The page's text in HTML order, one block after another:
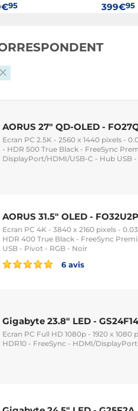
95 399€95
AORUS 27" QD-OLED -
Ecran PC 2.5K - 2560 x 1440 pixels -
- HDR 500 True Black - FreeSync
DisplayPort/HDMI/USB-C - Hub USB
AORUS 31.5" OLED - FO32U2P
Ecran PC 4K - 3840 x 2160 pixels -
HDR 400 True Black - FreeSync
USB - Pivot - RGB - Noir
6 avis
Gigabyte 23.8" LED -
Ecran PC Full HD 1080p - 1920 x 1080
HDR10 - FreeSync - HDMI/